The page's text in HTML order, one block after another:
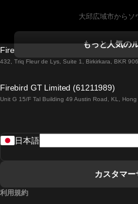
大邱広域市からソ
ダブリンからゴール
ローマからナポ
もっと人気の
Firebird GT Limited (OC 1451)
432, Triq Fleur de Lys, Suite 1, Birkirkara, BKR
Firebird GT Limited (61211989)
Unit G 15/F Tal Building 49 Austin Road, KL, Hong
日本語
カスタマー
利用規約